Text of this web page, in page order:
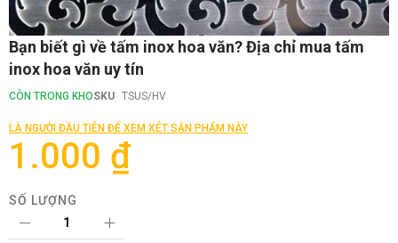
Chuyển
đến
phần
đầu
của
viện
hình
Bạn biết gì về tấm inox hoa văn? Địa chỉ mua tấm
inox hoa văn uy tín
CÒN TRONG KHOSKU TSUS/HV
LÀ NGƯỜI ĐẦU TIÊN ĐỂ XEM XÉT SẢN PHẨM NÀY
1.000 ₫
SỐ LƯỢNG